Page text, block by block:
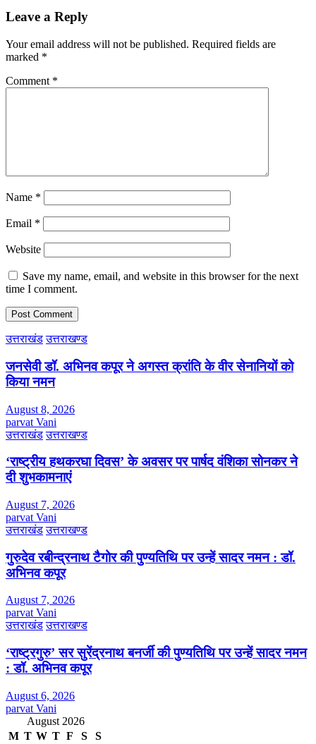
Leave a Reply
Your email address will not be published. Required fields are
marked *
Comment *
Name *
Email *
Website
Save my name, email, and website in this browser for the next
time I comment.
उत्तराखंड उत्तराखण्ड
जनसेवी डॉ. अभिनव कपूर ने अगस्त क्रांति के वीर सेनानियों को
किया नमन
August 8, 2026
parvat Vani
उत्तराखंड उत्तराखण्ड
‘राष्ट्रीय हथकरघा दिवस’ के अवसर पर पार्षद वंशिका सोनकर ने
दी शुभकामनाएं
August 7, 2026
parvat Vani
उत्तराखंड उत्तराखण्ड
गुरुदेव रबीन्द्रनाथ टैगोर की पुण्यतिथि पर उन्हें सादर नमन : डॉ.
अभिनव कपूर
August 7, 2026
parvat Vani
उत्तराखंड उत्तराखण्ड
‘राष्ट्रगुरु’ सर सुरेंद्रनाथ बनर्जी की पुण्यतिथि पर उन्हें सादर नमन
: डॉ. अभिनव कपूर
August 6, 2026
parvat Vani
August 2026
M T W T F S
S